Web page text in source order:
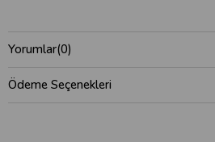
Yorumlar(0)
Ödeme Seçenekleri